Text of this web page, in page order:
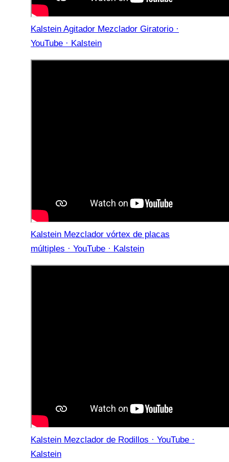
Kalstein Agitador Mezclador Giratorio ·
YouTube · Kalstein
Kalstein Mezclador vórtex de placas
múltiples · YouTube · Kalstein
Kalstein Mezclador de Rodillos · YouTube ·
Kalstein